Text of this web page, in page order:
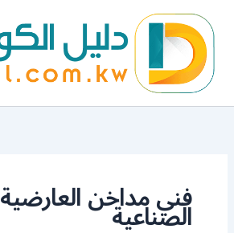
المحتوى
فني مداخن العارضية
الصناعية